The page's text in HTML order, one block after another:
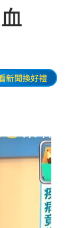
新聞換好禮